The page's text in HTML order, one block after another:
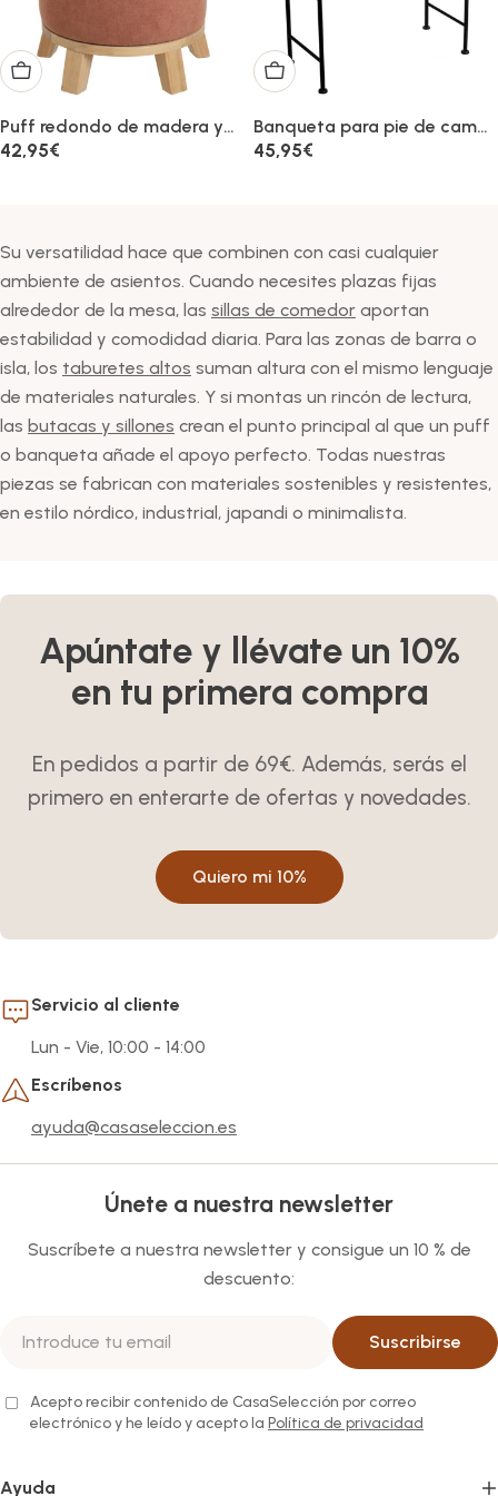
Añadir al carrito
Puff redondo de madera y
tejido de chenilla naranja de
Precio
42,95€
Añadir al carrito
Banqueta para pie de cama
de metal negro y asiento de
Precio
45,95€
Su versatilidad hace que combinen con casi cualquier
ambiente de asientos. Cuando necesites plazas fijas
alrededor de la mesa, las sillas de comedor aportan
estabilidad y comodidad diaria. Para las zonas de barra o
isla, los taburetes altos suman altura con el mismo lenguaje
de materiales naturales. Y si montas un rincón de lectura,
las butacas y sillones crean el punto principal al que un puff
o banqueta añade el apoyo perfecto. Todas nuestras
piezas se fabrican con materiales sostenibles y resistentes,
en estilo nórdico, industrial, japandi o minimalista.
Apúntate y llévate un 10%
en tu primera compra
En pedidos a partir de 69€. Además, serás el
primero en enterarte de ofertas y novedades.
Quiero mi 10%
Servicio al cliente
Lun - Vie, 10:00 - 14:00
Escríbenos
ayuda@casaseleccion.es
Únete a nuestra newsletter
Suscríbete a nuestra newsletter y consigue un 10 % de
descuento:
Suscribirse
Acepto recibir contenido de CasaSelección por correo
electrónico y he leído y acepto la Política de privacidad
Ayuda